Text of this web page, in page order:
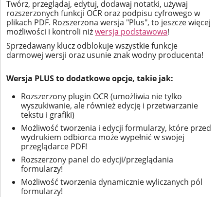
Twórz, przeglądaj, edytuj, dodawaj notatki, używaj
rozszerzonych funkcji OCR oraz podpisu cyfrowego w
plikach PDF. Rozszerzona wersja "Plus", to jeszcze więcej
możliwości i kontroli niżwersja podstawowa!
Sprzedawany klucz odblokuje wszystkie funkcje
darmowej wersji oraz usunie znak wodny producenta!
Wersja PLUS to dodatkowe opcje, takie jak:
Rozszerzony plugin OCR (umożliwia nie tylko
wyszukiwanie, ale również edycję i przetwarzanie
tekstu i grafiki)
Możliwość tworzenia i edycji formularzy, które przed
wydrukiem odbiorca może wypełnić w swojej
przeglądarce PDF!
Rozszerzony panel do edycji/przeglądania
formularzy!
Możliwość tworzenia dynamicznie wyliczanych pól
formularzy!